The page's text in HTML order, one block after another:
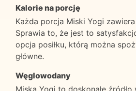
Kalorie na porcję
Każda porcja Miski Yogi
Sprawia to, że jest to
opcja posiłku, którą można
główne.
Węglowodany